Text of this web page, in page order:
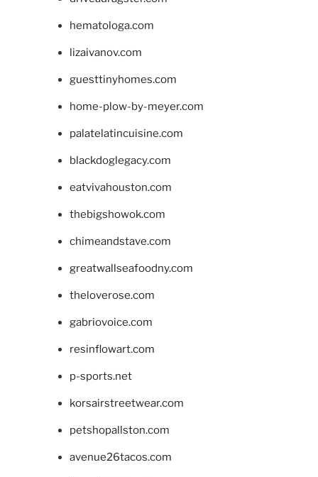
hematologa.com
lizaivanov.com
guesttinyhomes.com
home-plow-by-meyer.com
palatelatincuisine.com
blackdoglegacy.com
eatvivahouston.com
thebigshowok.com
chimeandstave.com
greatwallseafoodny.com
theloverose.com
gabriovoice.com
resinflowart.com
p-sports.net
korsairstreetwear.com
petshopallston.com
avenue26tacos.com